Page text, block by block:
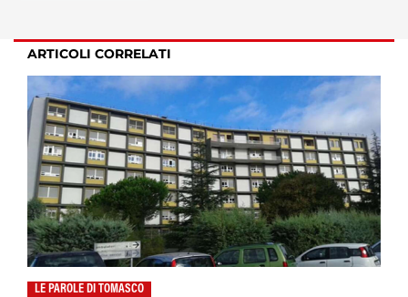
ARTICOLI CORRELATI
LE PAROLE DI TOMASCO